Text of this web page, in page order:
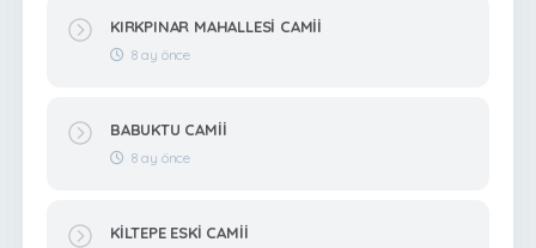
KIRKPINAR MAHALLESİ CAMİİ
8 ay önce
BABUKTU CAMİİ
8 ay önce
KİLTEPE ESKİ CAMİİ